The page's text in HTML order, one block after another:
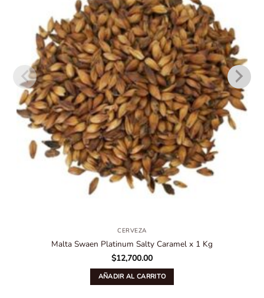
CERVEZA
Malta Swaen Platinum Salty Caramel x 1 Kg
$12,700.00
AÑADIR AL CARRITO